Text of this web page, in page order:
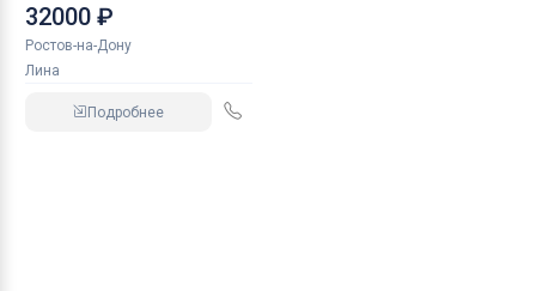
32000 ₽
Ростов-на-Дону
Лина
Подробнее